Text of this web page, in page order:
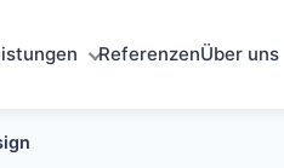
ReferenzenÜber uns